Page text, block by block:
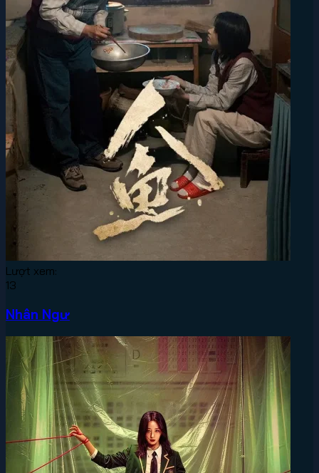
Lượt xem:
13
Nhân Ngư